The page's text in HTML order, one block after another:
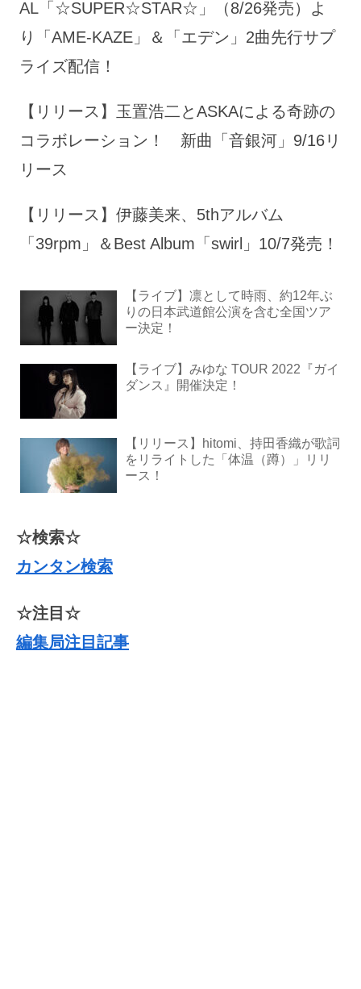
AL「☆SUPER☆STAR☆」（8/26発売）よ
り「AME-KAZE」＆「エデン」2曲先行サプ
ライズ配信！
【リリース】玉置浩二とASKAによる奇跡の
コラボレーション！ 新曲「音銀河」9/16リ
リース
【リリース】伊藤美来、5thアルバム
「39rpm」＆Best Album「swirl」10/7発売！
【ライブ】凛として時雨、約12年ぶ
りの日本武道館公演を含む全国ツア
ー決定！
【ライブ】みゆな TOUR 2022『ガイ
ダンス』開催決定！
【リリース】hitomi、持田香織が歌詞
をリライトした「体温（蹲）」リリ
ース！
☆検索☆
カンタン検索
☆注目☆
編集局注目記事